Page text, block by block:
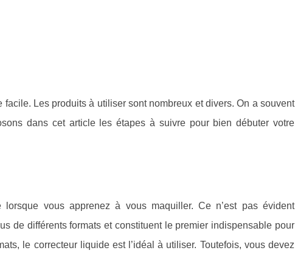
Les produits à utiliser sont nombreux et divers. On a souvent
dans cet article les étapes à suivre pour bien débuter votre
lorsque vous apprenez à vous maquiller. Ce n’est pas évident
de différents formats et constituent le premier indispensable pour
le correcteur liquide est l’idéal à utiliser. Toutefois, vous devez